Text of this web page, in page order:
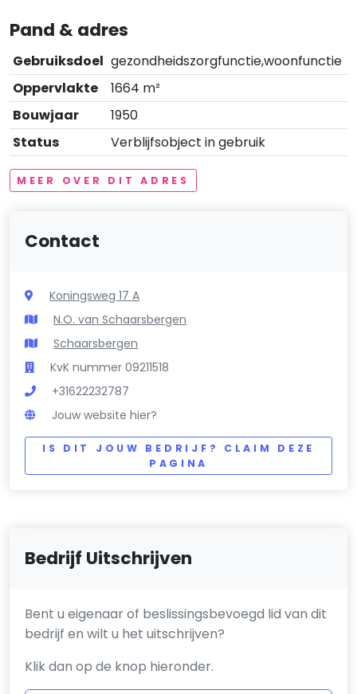
Pand & adres
Gebruiksdoel gezondheidszorgfunctie,woonfunctie
Oppervlakte
1664 m²
Bouwjaar
1950
Status
Verblijfsobject in gebruik
MEER OVER DIT ADRES
Contact
Koningsweg 17 A
N.O. van Schaarsbergen
Schaarsbergen
KvK nummer 09211518
+31622232787
Jouw website hier?
IS DIT JOUW BEDRIJF? CLAIM DEZE
PAGINA
Bedrijf Uitschrijven
Bent u eigenaar of beslissingsbevoegd lid van dit
bedrijf en wilt u het uitschrijven?
Klik dan op de knop hieronder.